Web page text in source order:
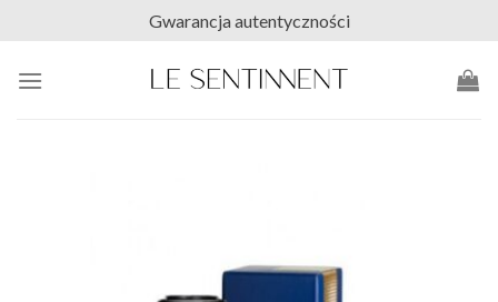
content
Gwarancja autentyczności